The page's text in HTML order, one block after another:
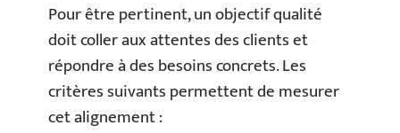
Pour être pertinent, un objectif qualité
doit coller aux attentes des clients et
répondre à des besoins concrets. Les
critères suivants permettent de mesurer
cet alignement :